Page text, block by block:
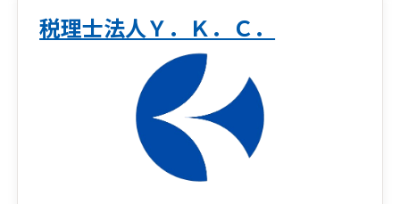
税理士法人Ｙ．Ｋ．Ｃ．